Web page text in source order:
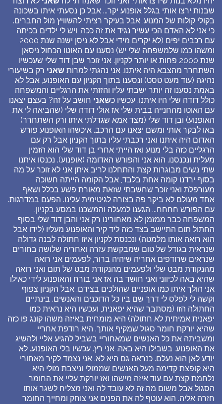
שבנות ירצו אותי בגלל אופנוע יקר... אבל כן נסעתי איתו בשכונה
בקולי קולות של המנוע, אבל בעיקר רציתי להשוויץ מול החברים.
כי אני לא האדם הכי עשיר נגיד את זה ככה, ויש לי ילדים בכיתה
עם רכבים יפים (לא יקרים מידי אבל לא ניסן ישנה שנת 2000
ומשהו כמו שלמשפחה שלי יש) נסענו עם האוטו הכחול ניסאן
שנת 2000 פחות או יותר לקניון. אני זוכר שבן דוד שלי שעכשיו
השתחרר מהצבא היה איתנו. אני נהגתי למרות שאני רק בשיעורי
נהיגה (עוד מעט טסט) ונסענו בתוך הקניון עם האופנוע, אבל לא
באמת נסענו זה יותר ישבתי עליו והזזתי את הרגליים והמשפחה
כולל דודה שלי היו איתנו. עכשיו כשאני חושב על זה? בעצם יצאנו
עם האוטו מהחנייה בבית שלי אז אולי דודה שלי (שהביאה לי את
האופנוע) ובן דוד שלי (מצד אמא שגדלתי איתו ורק השתחרר)
באו לבקר אותי ומשם יצאנו עם הרכב. איכשהו האופנוע פורש
האדום היה איתנו ואני רכבתי עליו בתוך הקניון אבל רק עם
הרגליים כזה בלי מנוע ואז הייתי אחרי בן דוד שלי הוא הזמין
מעלית ונכנסנו. הוא אני והפורש האדומה (אופנוע). נכנסו איתנו
שתי נשים מבוגרות קצת והתחלנו לריב איתן אני לא זוכר על מה
בסוף ירדנו קומה אחת בלבד, אבל הקומה הייתה חשוכה
מעורפלת ואני זוכר שחשבתי שזאת מאורת פשע בכלל ושאף
אחד מעולם לא ביקר פה בצורה לגיטימית עלינו. הפעם במדרגות.
עם הפורש חחחח... הגענו למעלה והמשכנו במסע בקניון.
המשפחה כבר ממזמן לא מאחורינו רק אני והבן דוד שלי בסוף
החתול תום התיישב בצד כזה ליד קיר והאופנוע מעליו (לידו אבל
הוא רואה אותו מלמטה) ונכנסת לקניון איזו חתולה לבנה גדולה
שנראית בגודל של טום שמבקשת עזרה ואחריה שלושה בחורים
שנראים שרודפים אחריה שיהיה ברור, לפעמים אני רואה
מהנקודת מבט שלי ולפעמים מהנקודת מבט של תום ואני רואה
שהיא באה לכיווני ואני חושד בה אז אני בורח והאופנוע לידי כאילו
אני הולך איתו כמו אופניים שהולכים בצידם. אבל הקניון צפוף
וקשה לי לפלס לי דרך שם ביו כל הדוכנים והאנשים. בינתיים
החתולה הזו (מסתבר שהיא יפאנית, ועכשיו היא נראית כמו
יפאנית אמיתית לא חתולה) היא מומחית באיזה משהו קונג פו כזה
שהיא יורקת חומר סגול שמקיף אותך. היא רודפת אחריי
ומשביתה את כל האנשים שמאחוריי בשביל להגיע אליי ולהשיג
את האופנוע. בשבילו היא באה. אני רץ. עכשיו בלי האופנוע. לא
יודע לאן הוא נעלם. כנראה גם היא לא. אני נצמד לקיר מאחורי
היא קופצת קדימה מעל האנשים שממולי וניצבת מולי היא
נלחמת קצת עם עוד איזה מישהו ואז יורקת עליי את החומר
הסגול אבל משום מה זה לא עובד לה ואני מצליח לשגר אותו
חזרה אליה. הוא עוטף לה את הפנים אני צוחק ומחייך החומר